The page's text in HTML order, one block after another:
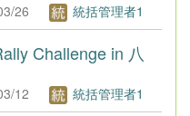
26 統括管理者1
Challenge in 八
12 統括管理者1